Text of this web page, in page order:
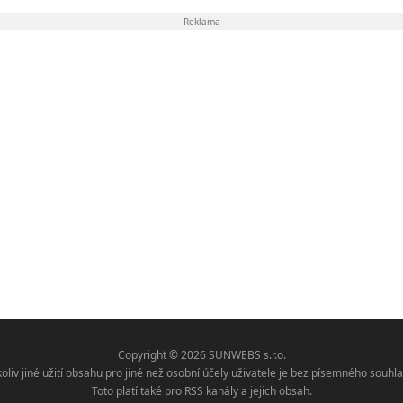
Reklama
Copyright © 2026 SUNWEBS s.r.o.
jiné užití obsahu pro jiné než osobní účely uživatele je bez písemného
Toto platí také pro RSS kanály a jejich obsah.